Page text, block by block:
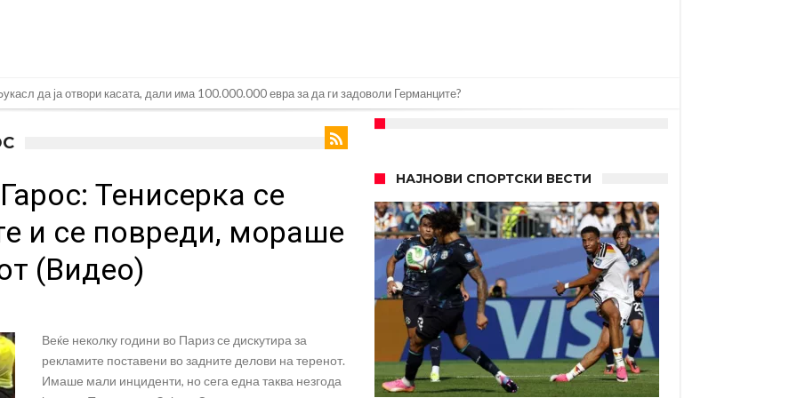
Сен Жермен
ќе постигнат договор за Баркола
до Манчестер Сити за Родри
на Родри, и тоа во голем ривал!
фудбалот го направиле„невозможното“: Едниот е Меси, знаете ли кој е другиот?
потег!
како никој никогаш го понижи Реал, подобро да не доаѓа во Мадрид!
Тенисерка се
и се повреди, мораше
(Видео)
Веќе неколку години во Париз се дискутира за
рекламите поставени во задните делови на теренот.
Имаше мали инциденти, но сега една таква незгода
НАЈНОВИ СПОРТСКИ ВЕСТИ